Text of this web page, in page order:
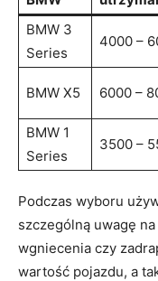
BMW 3
Series
4000 –
BMW X5 6000⁤ –
BMW 1
‌Series
3500 –
Podczas wyboru
‍szczególną uwagę na
wgniecenia czy
wartość‌ pojazdu, a‍